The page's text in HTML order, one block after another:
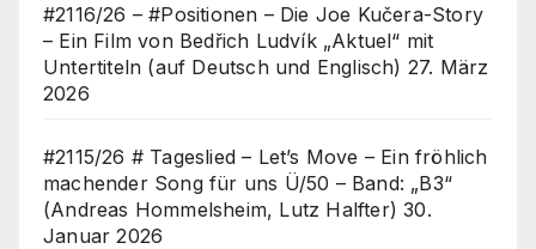
#2116/26 – #Positionen – Die Joe Kučera-Story
– Ein Film von Bedřich Ludvík „Aktuel“ mit
Untertiteln (auf Deutsch und Englisch) 27. März
2026
#2115/26 # Tageslied – Let’s Move – Ein fröhlich
machender Song für uns Ü/50 – Band: „B3“
(Andreas Hommelsheim, Lutz Halfter) 30.
Januar 2026